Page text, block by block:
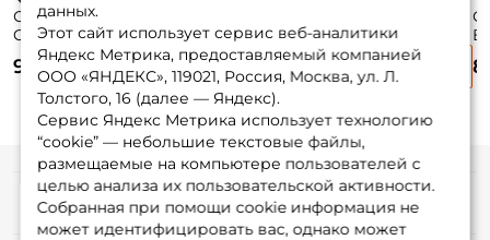
Спиннинг Major
Craft Firstcast
198см. 1,75-7гр.
76гр. fast / FCS-
662L
9 350 ₽
Gancho 2023 198см.
7-25гр. 115гр. fast /
GAS662MF
8 340 ₽
Basspro 201см. 7-
28гр. 140гр. fast /
BPS-672MH
9 350 ₽ 8
данных.
Этот сайт использует сервис веб-аналитики
Яндекс Метрика, предоставляемый компанией
ООО «ЯНДЕКС», 119021, Россия, Москва, ул. Л.
Толстого, 16 (далее — Яндекс).
Сервис Яндекс Метрика использует технологию
“cookie” — небольшие текстовые файлы,
размещаемые на компьютере пользователей с
целью анализа их пользовательской активности.
Собранная при помощи cookie информация не
может идентифицировать вас, однако может
Информация